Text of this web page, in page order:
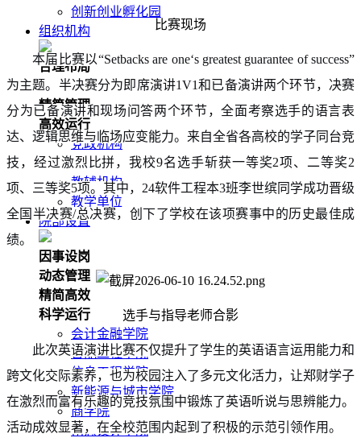
创新创业孵化园
组织机构
合理布局
统一完善
精简管理
高效运行
党政机构
群团机构
教辅机构
教学单位
院部设置
因事设岗
动态管理
精简高效
科学运行
会计金融学院
智能工程学院
信息工程学院
新能源与城市学院
商学院
创意设计学院
比赛现场
本届比赛以“Setbacks are one‘s greatest guarantee of success”
为主题。半决赛分为即席演讲1V1和已备演讲两个环节，决赛
分为已备演讲和现场问答两个环节，全面考察选手的语言表
达、逻辑思维与临场应变能力。来自全省各高校的学子同台竞
技，经过激烈比拼，我校9名选手斩获一等奖2项、二等奖2
项、三等奖5项。其中，24软件工程本3班李世缤同学成功晋级
全国半决赛/总决赛，创下了学校在该项赛事中的历史最佳成
绩。
选手与指导老师合影
此次英语演讲比赛不仅提升了学生的英语语言运用能力和
跨文化交际素养，也为校园注入了多元文化活力，让郑财学子
在激烈而富有乐趣的竞技氛围中锻炼了英语听说与思辨能力。
活动成效显著，在全校范围内起到了积极的示范引领作用。